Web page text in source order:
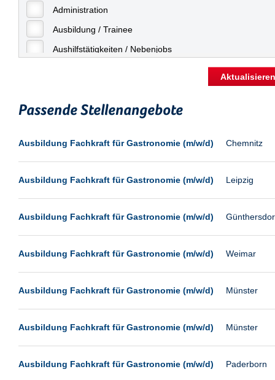
Freiburg
Fulda
Göppingen
Hamburg
Heilbronn
Hermsdorf
Hildesheim
Kassel
Ludwigshafen
Magdeburg
Mainz
Administration
Ausbildung / Trainee
Aushilfstätigkeiten / Nebenjobs
Sonstiges
Passende Stellenangebote
Ausbildung Fachkraft für Gastronomie (m/w/d) Chemnitz
Ausbildung Fachkraft für Gastronomie (m/w/d) Leipzig
Ausbildung Fachkraft für Gastronomie (m/w/d)
Ausbildung Fachkraft für Gastronomie (m/w/d) Weimar
Ausbildung Fachkraft für Gastronomie (m/w/d) Münster
Ausbildung Fachkraft für Gastronomie (m/w/d) Münster
Ausbildung Fachkraft für Gastronomie (m/w/d) Paderborn